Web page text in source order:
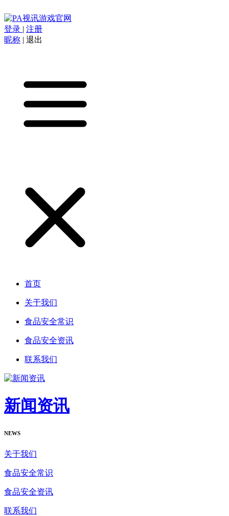
登录 | 注册
昵称 | 退出
首页
关于我们
食品安全常识
食品安全资讯
联系我们
新闻资讯
NEWS
关于我们
食品安全常识
食品安全资讯
联系我们